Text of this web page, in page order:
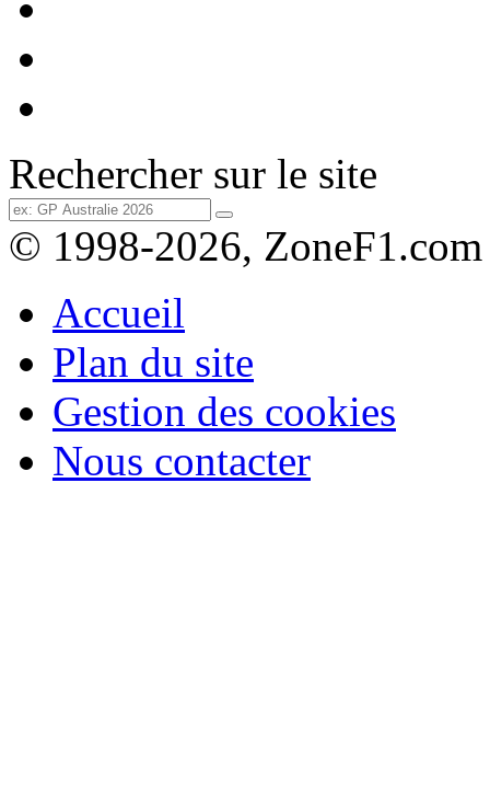
Rechercher sur le site
© 1998-2026, ZoneF1.com
Accueil
Plan du site
Gestion des cookies
Nous contacter